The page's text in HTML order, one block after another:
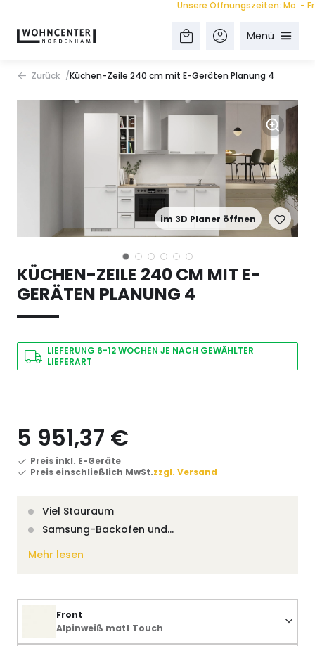
Unsere Öffnungszeiten: Mo. - Fr.
Menü
Zurück Küchen-Zeile 240 cm mit E-Geräten Planung 4
im 3D Planer öffnen
KÜCHEN-ZEILE 240 CM MIT E-
GERÄTEN PLANUNG 4
LIEFERUNG 6-12 WOCHEN JE NACH GEWÄHLTER
LIEFERART
5 951,37 €
Preis inkl. E-Geräte
Preis einschließlich MwSt.zzgl. Versand
Viel Stauraum
Samsung-Backofen und…
Mehr lesen
Front
Alpinweiß matt Touch